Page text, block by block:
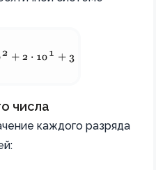
+ 0 \cdot 10^2 + 2 \cdot 10^1
2 + 2 ⋅ 10 1 + 3
числа
каждого разряда